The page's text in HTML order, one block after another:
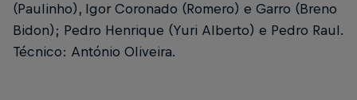
(Paulinho), Igor Coronado (Romero) e Garro (Breno
Bidon); Pedro Henrique (Yuri Alberto) e Pedro Raul.
Técnico: António Oliveira.